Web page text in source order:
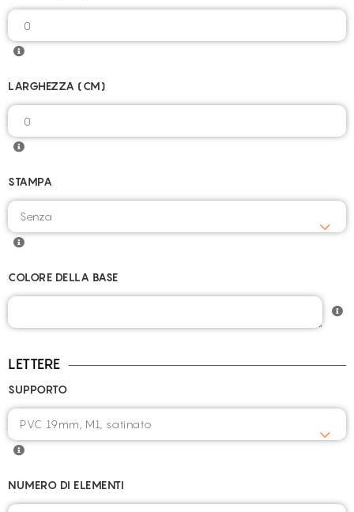
LARGHEZZA (CM)
STAMPA
COLORE DELLA BASE
LETTERE
SUPPORTO
NUMERO DI ELEMENTI